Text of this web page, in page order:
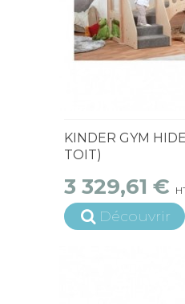
KINDER GYM
TOIT)
3 329,61 €
Découvrir